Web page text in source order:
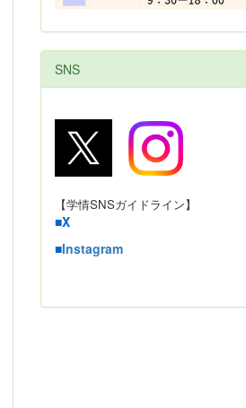
SNS
【学情SNSガイドライン】
■X
■Instagram